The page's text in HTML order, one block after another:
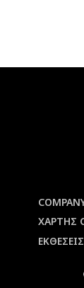
ΧΑΡΤΗΣ
ΕΚΘΕΣΕΙΣ